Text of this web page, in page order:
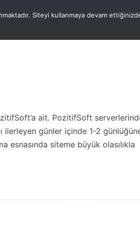
WORDPRESS ATATÜRK
ait. PozitifSoft
ilerleyen günler içinde 1-2
esnasında siteme büyük olasılıkla
Siteyi kullanmaya devam